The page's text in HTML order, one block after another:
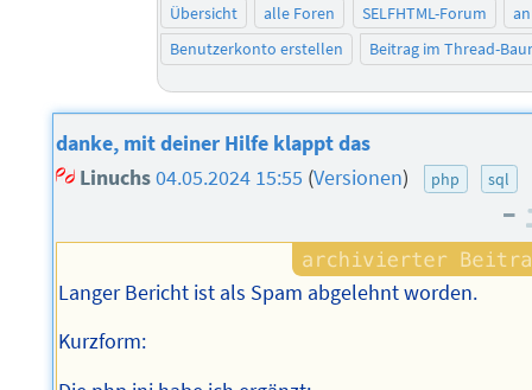
Übersicht alle Foren SELFHTML-Forum
Benutzerkonto erstellen
Beitrag im Thread-
danke, mit deiner Hilfe klappt das
Linuchs04.05.2024 15:55 (Versionen) php sql
–
Langer Bericht ist als Spam abgelehnt worden.
Kurzform: